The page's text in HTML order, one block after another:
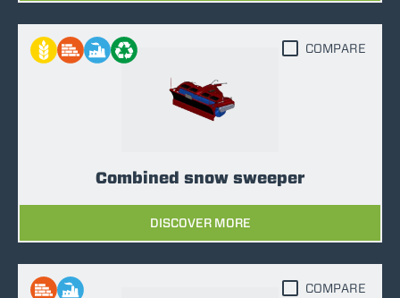
Combined snow sweeper
DISCOVER MORE
COMPARE
COMPARE